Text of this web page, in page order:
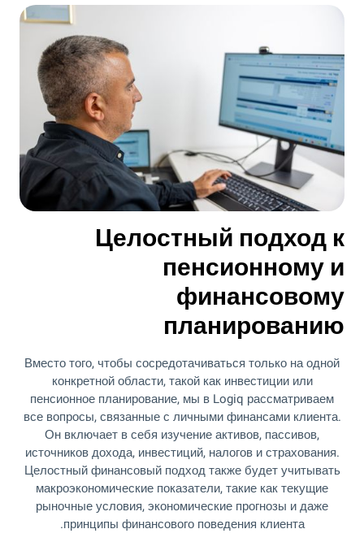
Целостный подход к
пенсионному и
финансовому
планированию
Вместо того, чтобы сосредотачиваться только на одной
конкретной области, такой как инвестиции или
пенсионное планирование, мы в Logiq рассматриваем
все вопросы, связанные с личными финансами клиента.
Он включает в себя изучение активов, пассивов,
источников дохода, инвестиций, налогов и страхования.
Целостный финансовый подход также будет учитывать
макроэкономические показатели, такие как текущие
рыночные условия, экономические прогнозы и даже
принципы финансового поведения клиента.